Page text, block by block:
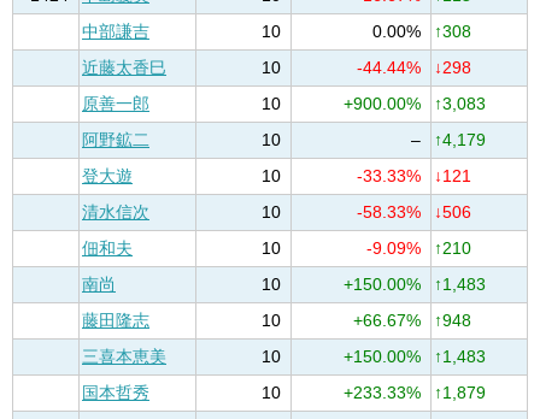
中部謙吉
10 0.00%
↑308
近藤太香巳
10 -44.44%
↓298
原善一郎
10 +900.00%
↑3,083
阿野鉱二
10 –
↑4,179
登大遊
10 -33.33%
↓121
清水信次
10 -58.33%
↓506
佃和夫
10 -9.09%
↑210
南尚
10 +150.00%
↑1,483
藤田隆志
10 +66.67%
↑948
三喜本恵美
10 +150.00%
↑1,483
国本哲秀
10 +233.33%
↑1,879